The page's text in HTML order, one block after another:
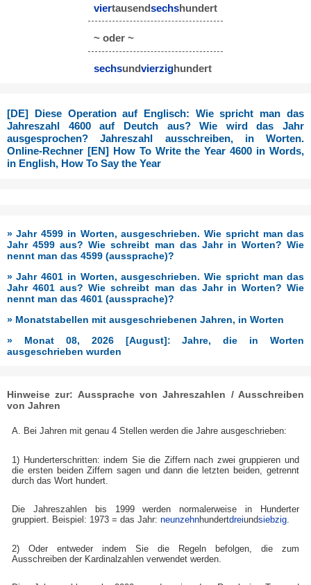
viertausendsechshundert
~ oder ~
sechsundvierzighundert
[DE] Diese Operation auf Englisch: Wie spricht man das
Jahreszahl 4600 auf Deutch aus? Wie wird das Jahr
ausgesprochen? Jahreszahl ausschreiben, in Worten.
Online-Rechner [EN] How To Write the Year 4600 in Words,
in English, How To Say the Year
» Jahr 4599 in Worten, ausgeschrieben. Wie spricht man das
Jahr 4599 aus? Wie schreibt man das Jahr in Worten? Wie
nennt man das 4599 (aussprache)?
» Jahr 4601 in Worten, ausgeschrieben. Wie spricht man das
Jahr 4601 aus? Wie schreibt man das Jahr in Worten? Wie
nennt man das 4601 (aussprache)?
» Monatstabellen mit ausgeschriebenen Jahren, in Worten
» Monat 08, 2026 [August]: Jahre, die in Worten
ausgeschrieben wurden
Hinweise zur: Aussprache von Jahreszahlen / Ausschreiben
von Jahren
A. Bei Jahren mit genau 4 Stellen werden die Jahre ausgeschrieben:
1) Hunderterschritten: indem Sie die Ziffern nach zwei gruppieren und
die ersten beiden Ziffern sagen und dann die letzten beiden, getrennt
durch das Wort hundert.
Die Jahreszahlen bis 1999 werden normalerweise in Hunderter
gruppiert. Beispiel: 1973 = das Jahr:neunzehnhundertdreiundsiebzig.
2) Oder entweder indem Sie die Regeln befolgen, die zum
Ausschreiben der Kardinalzahlen verwendet werden.